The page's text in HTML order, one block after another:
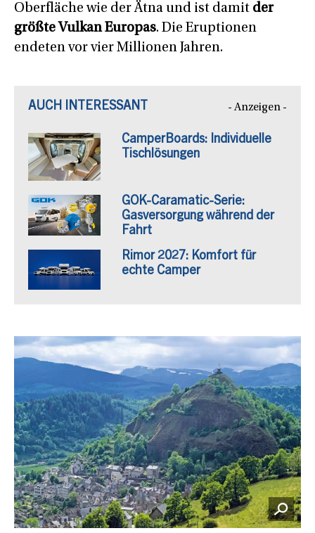
Oberfläche wie der Ätna und ist damit der
größte Vulkan Europas. Die Eruptionen
endeten vor vier Millionen Jahren.
AUCH INTERESSANT - Anzeigen -
CamperBoards: Individuelle
Tischlösungen
GOK-Caramatic-Serie:
Gasversorgung während der
Fahrt
Rimor 2027: Komfort für
echte Camper